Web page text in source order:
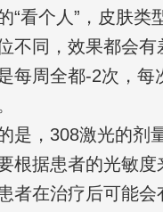
“看个人”，皮肤类
不同，效果都会有
每周全都-2次，每
是，308激光的剂
根据患者的光敏度
者在治疗后可能会